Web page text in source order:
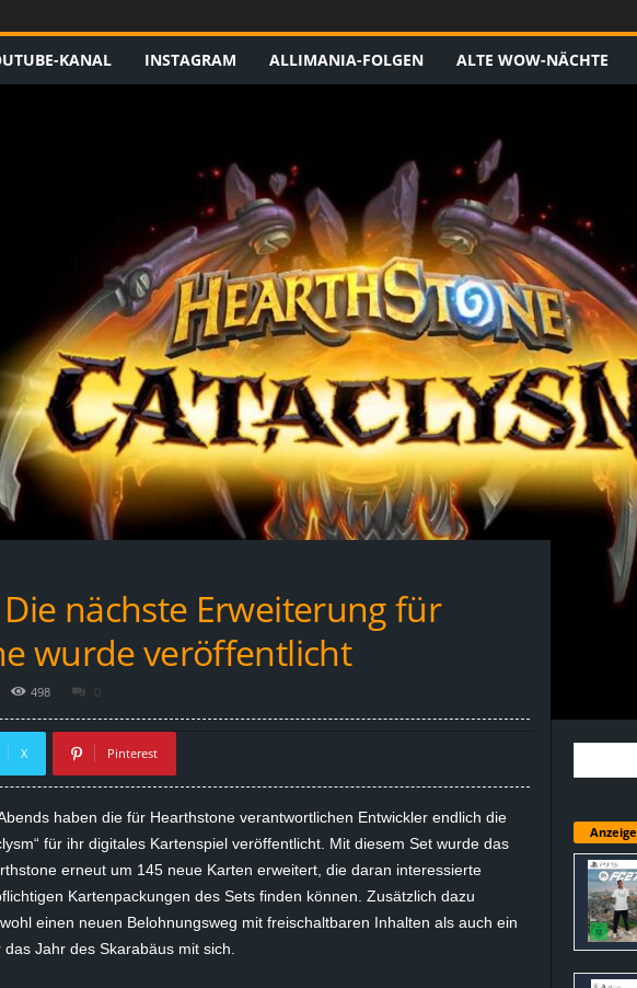
KANAL INSTAGRAM ALLIMANIA-FOLGEN ALTE WOW-NÄCHTE
nächste Erweiterung für
wurde veröffentlicht
498 0
X Pinterest
haben die für Hearthstone verantwortlichen Entwickler endlich die
für ihr digitales Kartenspiel veröffentlicht. Mit diesem Set wurde das
erneut um 145 neue Karten erweitert, die daran interessierte
Kartenpackungen des Sets finden können. Zusätzlich dazu
einen neuen Belohnungsweg mit freischaltbaren Inhalten als auch ein
Jahr des Skarabäus mit sich.
Anzeige